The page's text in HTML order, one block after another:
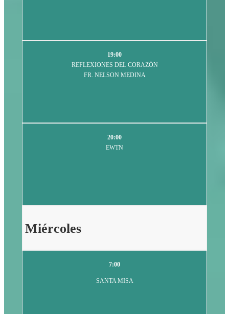
19:00
REFLEXIONES DEL CORAZÓN
FR. NELSON MEDINA
20:00
EWTN
Miércoles
7:00
SANTA MISA